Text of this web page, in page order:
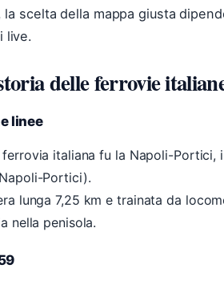
la scelta della mappa giusta
live.
delle ferrovie
linee
ferrovia italiana fu la Napoli-
Portici).
lunga 7,25 km e trainata da
nella penisola.